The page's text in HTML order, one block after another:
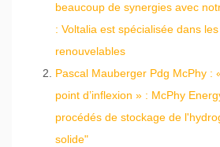
beaucoup de synergies avec
: Voltalia est spécialisée dans
renouvelables
Pascal Mauberger Pdg McPhy :
point d’inflexion » : McPhy
procédés de stockage de
solide"